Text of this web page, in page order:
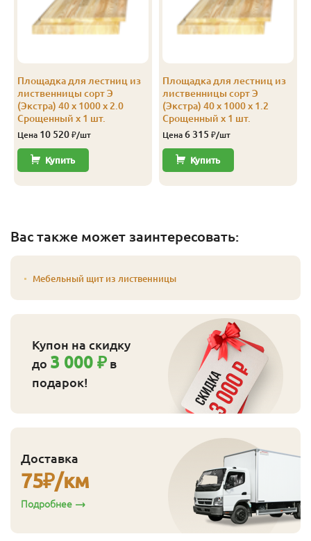
Площадка для лестниц из
лиственницы сорт Э
(Экстра) 40 x 1000 x 2.0
Срощенный x 1 шт.
Цена 10 520 ₽/шт
Купить
Площадка для лестниц из
лиственницы сорт Э
(Экстра) 40 x 1000 x 1.2
Срощенный x 1 шт.
Цена 6 315 ₽/шт
Купить
Вас также может заинтересовать:
Мебельный щит из лиственницы
Купон на скидку
до 3 000 ₽ в
подарок!
Доставка
75₽/км
Подробнее